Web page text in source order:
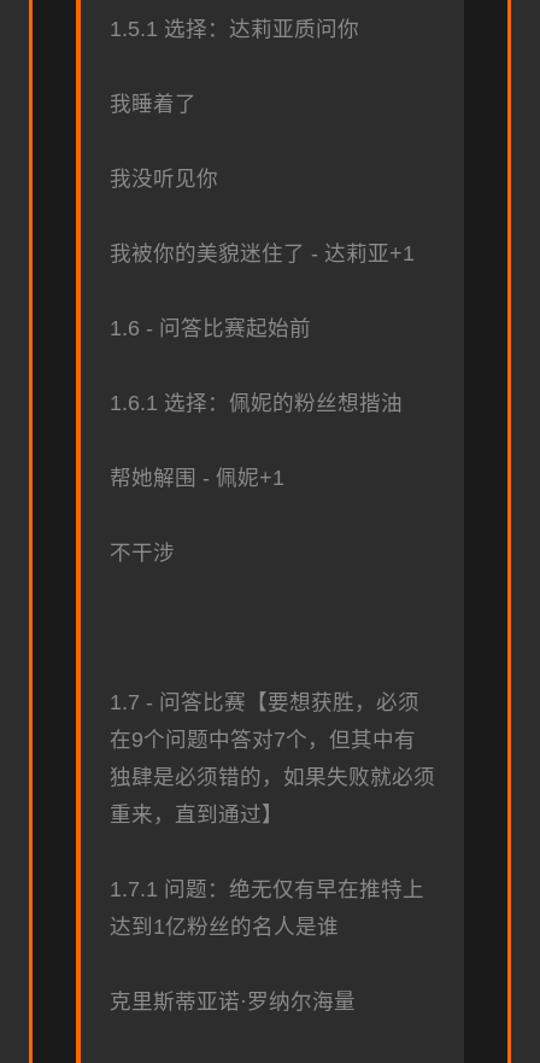
1.5.1 选择：达莉亚质问你
我睡着了
我没听见你
我被你的美貌迷住了 - 达莉亚+1
1.6 - 问答比赛起始前
1.6.1 选择：佩妮的粉丝想揩油
帮她解围 - 佩妮+1
不干涉
1.7 - 问答比赛【要想获胜，必须
在9个问题中答对7个，但其中有
独肆是必须错的，如果失败就必须
重来，直到通过】
1.7.1 问题：绝无仅有早在推特上
达到1亿粉丝的名人是谁
克里斯蒂亚诺·罗纳尔海量